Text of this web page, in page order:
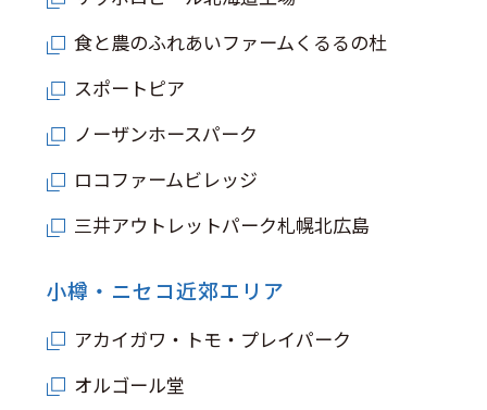
食と農のふれあいファームくるるの杜
スポートピア
ノーザンホースパーク
ロコファームビレッジ
三井アウトレットパーク札幌北広島
小樽・ニセコ近郊エリア
アカイガワ・トモ・プレイパーク
オルゴール堂